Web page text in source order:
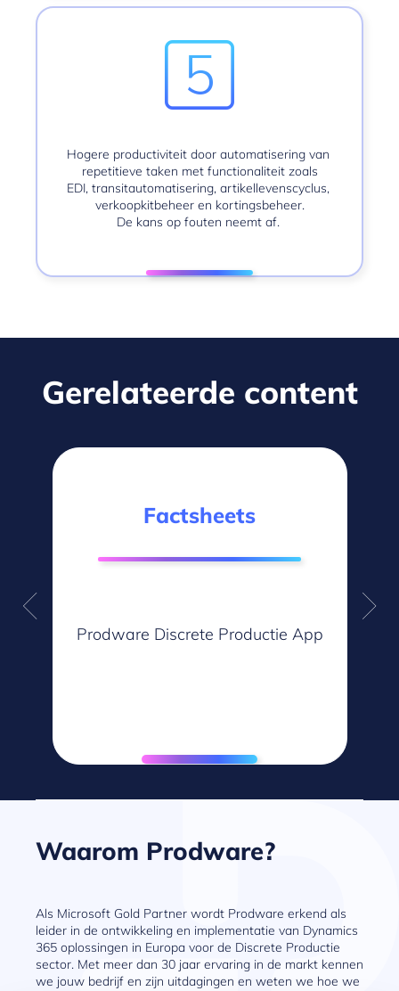
Hogere productiviteit door automatisering van
repetitieve taken met functionaliteit zoals
EDI, transitautomatisering, artikellevenscyclus,
verkoopkitbeheer en kortingsbeheer.
De kans op fouten neemt af.
Gerelateerde content
Factsheets
Prodware Discrete Productie App
Waarom Prodware?
Als Microsoft Gold Partner wordt Prodware erkend als
leider in de ontwikkeling en implementatie van Dynamics
365 oplossingen in Europa voor de Discrete Productie
sector. Met meer dan 30 jaar ervaring in de markt kennen
we jouw bedrijf en zijn uitdagingen en weten we hoe we